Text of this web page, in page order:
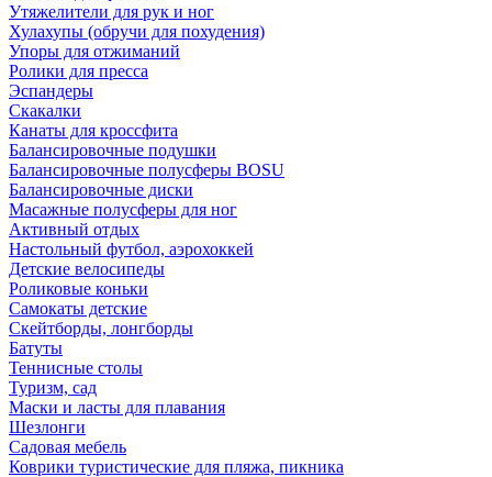
Утяжелители для рук и ног
Хулахупы (обручи для похудения)
Упоры для отжиманий
Ролики для пресса
Эспандеры
Скакалки
Канаты для кроссфита
Балансировочные подушки
Балансировочные полусферы BOSU
Балансировочные диски
Масажные полусферы для ног
Активный отдых
Настольный футбол, аэрохоккей
Детские велосипеды
Роликовые коньки
Самокаты детские
Скейтборды, лонгборды
Батуты
Теннисные столы
Туризм, сад
Маски и ласты для плавания
Шезлонги
Садовая мебель
Коврики туристические для пляжа, пикника